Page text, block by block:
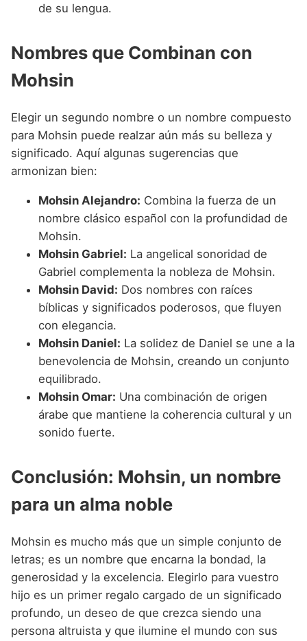
de su lengua.
Nombres que Combinan con
Mohsin
Elegir un segundo nombre o un nombre compuesto
para Mohsin puede realzar aún más su belleza y
significado. Aquí algunas sugerencias que
armonizan bien:
Mohsin Alejandro: Combina la fuerza de un
nombre clásico español con la profundidad de
Mohsin.
Mohsin Gabriel: La angelical sonoridad de
Gabriel complementa la nobleza de Mohsin.
Mohsin David: Dos nombres con raíces
bíblicas y significados poderosos, que fluyen
con elegancia.
Mohsin Daniel: La solidez de Daniel se une a la
benevolencia de Mohsin, creando un conjunto
equilibrado.
Mohsin Omar: Una combinación de origen
árabe que mantiene la coherencia cultural y un
sonido fuerte.
Conclusión: Mohsin, un nombre
para un alma noble
Mohsin es mucho más que un simple conjunto de
letras; es un nombre que encarna la bondad, la
generosidad y la excelencia. Elegirlo para vuestro
hijo es un primer regalo cargado de un significado
profundo, un deseo de que crezca siendo una
persona altruista y que ilumine el mundo con sus